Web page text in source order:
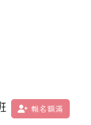
報名額滿